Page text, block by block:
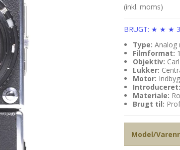
(inkl. moms)
BRUGT: ★ ★ ★
Type: Analog
Filmformat:
Objektiv:
Lukker:
Motor:
Introduceret:
Materiale:
Brugt til:
Model/